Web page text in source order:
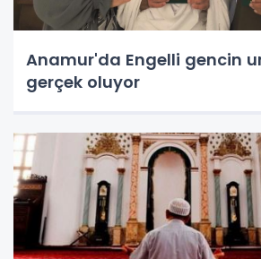
Anamur'da Engelli gencin
gerçek oluyor